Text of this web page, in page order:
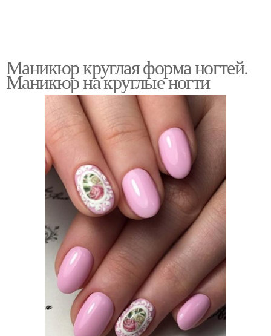
Маникюр круглая форма ногтей.
Маникюр на круглые ногти